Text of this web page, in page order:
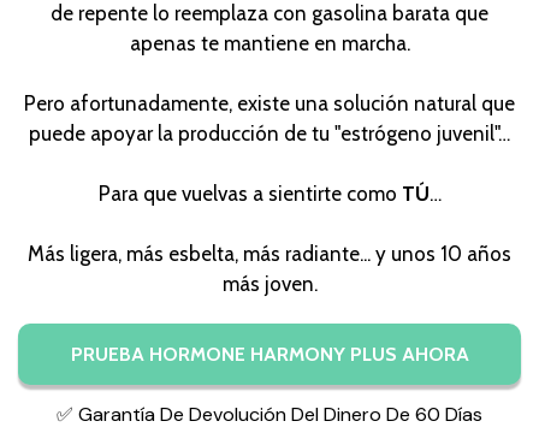
de repente lo reemplaza con gasolina barata que
apenas te mantiene en marcha.
Pero afortunadamente, existe una solución natural que
puede apoyar la producción de tu "estrógeno juvenil"…
Para que vuelvas a sientirte como TÚ…
Más ligera, más esbelta, más radiante... y unos 10 años
más joven.
PRUEBA HORMONE HARMONY PLUS AHORA
✅ Garantía De Devolución Del Dinero De 60 Días